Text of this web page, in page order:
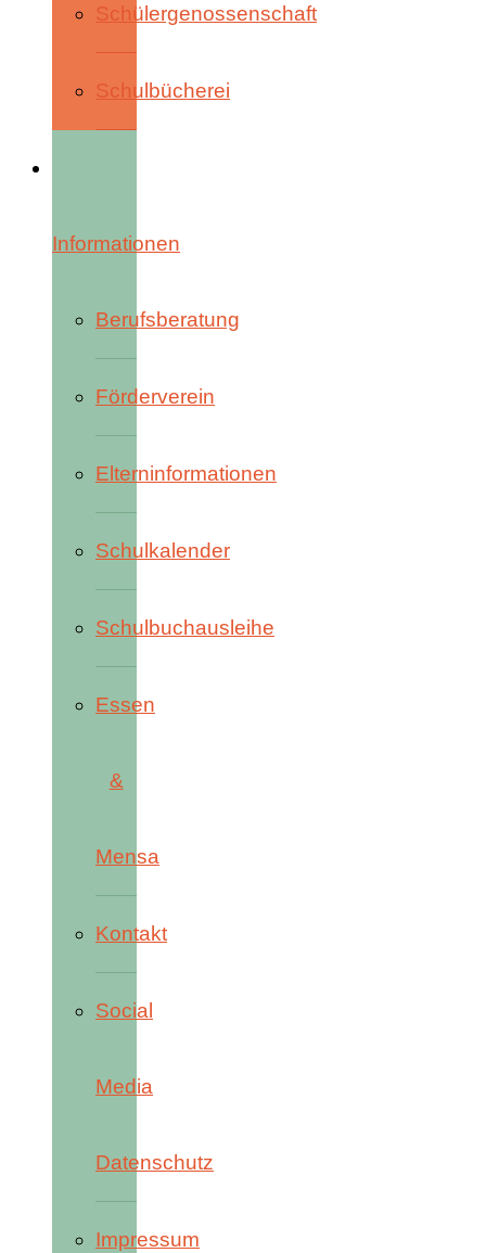
Schülergenossenschaft
Schulbücherei
Informationen
Berufsberatung
Förderverein
Elterninformationen
Schulkalender
Schulbuchausleihe
Essen
&
Mensa
Kontakt
Social
Media
Datenschutz
Impressum